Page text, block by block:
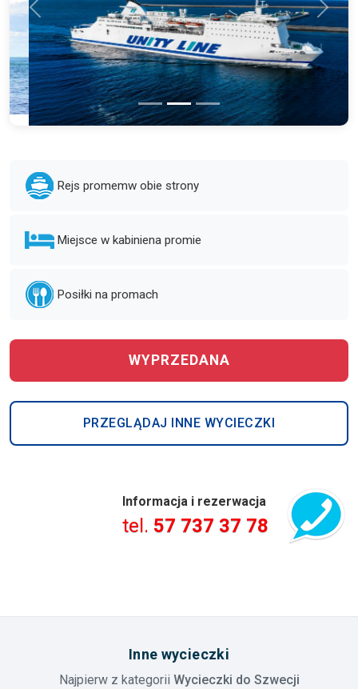
Poprzednie
Rejs promemw obie strony
Miejsce w kabiniena promie
Posiłki na promach
WYPRZEDANA
PRZEGLĄDAJ INNE WYCIECZKI
Informacja i rezerwacja
tel. 57 737 37 78
Inne wycieczki
Najpierw z kategorii Wycieczki do Szwecji